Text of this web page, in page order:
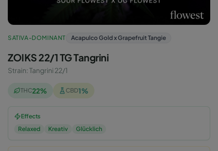
SATIVA-DOMINANT Acapulco Gold x Grapefruit Tangie
ZOIKS 22/1 TG Tangrini
Strain:Tangrini 22/1
THC22% CBD1%
Effects
Relaxed
Kreativ Glücklich